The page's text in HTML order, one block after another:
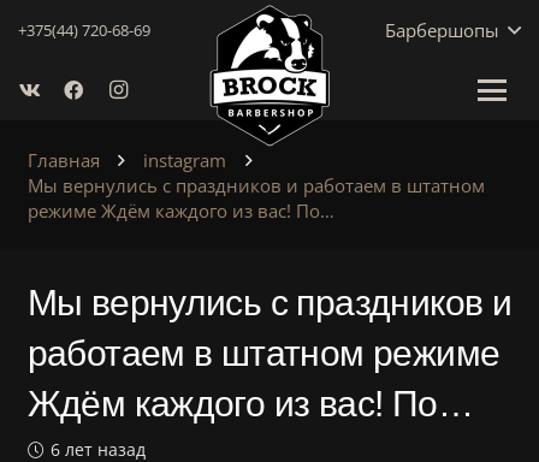
+375(44) 720-68-69 Барбершопы
Главная
instagram
Мы вернулись с праздников и работаем в штатном
режиме Ждём каждого из вас! По…
Мы вернулись с праздников и
работаем в штатном режиме
Ждём каждого из вас! По…
6 лет назад